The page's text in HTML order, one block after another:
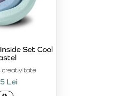
creativitate
Set Cool
Lei